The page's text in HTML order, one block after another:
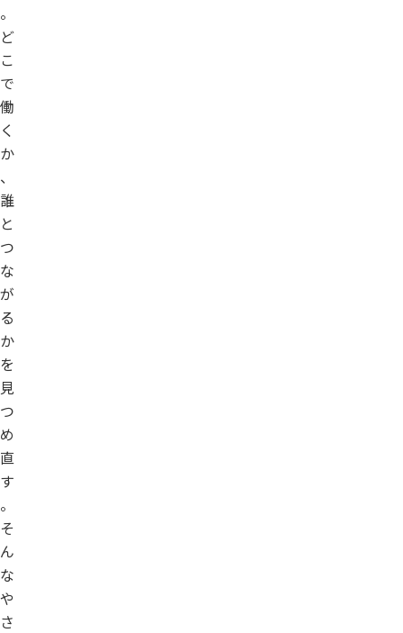
。
ど
こ
で
働
く
か
、
誰
と
つ
な
が
る
か
を
見
つ
め
直
す
。
そ
ん
な
や
さ